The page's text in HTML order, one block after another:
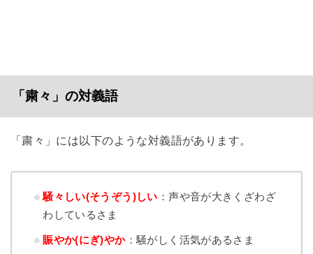
「粛々」の対義語
「粛々」には以下のような対義語があります。
騒々しい(そうぞう)しい ：声や音が大きくざわざ
わしているさま
賑やか(にぎ)やか：騒がしく活気があるさま